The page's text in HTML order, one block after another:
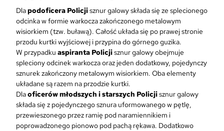
Dlapodoficera Policjisznur galowy składa się ze splecionego
odcinka w formie warkocza zakończonego metalowym
wisiorkiem (tzw. buławą). Całość układa się po prawej stronie
przodu kurtki wyjściowej i przypina do górnego guzika.
W przypadku aspiranta Policjisznur galowy obejmuje
spleciony odcinek warkocza oraz jeden dodatkowy, pojedynczy
sznurek zakończony metalowym wisiorkiem. Oba elementy
układane są razem na przodzie kurtki.
Dlaoficerów młodszych i starszych Policjisznur galowy
składa się z pojedynczego sznura uformowanego w pętlę,
przewieszonego przez ramię pod naramiennikiem i
poprowadzonego pionowo pod pachą rękawa. Dodatkowo